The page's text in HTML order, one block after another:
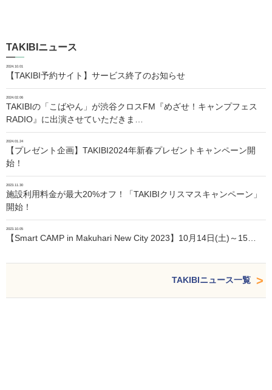
TAKIBIニュース
2024.10.01
【TAKIBI予約サイト】サービス終了のお知らせ
2024.02.06
TAKIBIの「こばやん」が渋谷クロスFM『めざせ！キャンプフェス
RADIO』に出演させていただきま…
2024.01.24
【プレゼント企画】TAKIBI2024年新春プレゼントキャンペーン開
始！
2023.11.30
施設利用料金が最大20%オフ！「TAKIBIクリスマスキャンペーン」
開始！
2023.10.05
【Smart CAMP in Makuhari New City 2023】10月14日(土)～15…
TAKIBIニュース一覧